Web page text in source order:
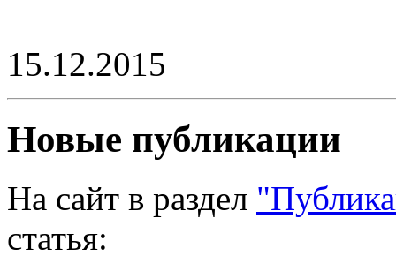
15.12.2015
Новые публикации
На сайт в раздел
статья: